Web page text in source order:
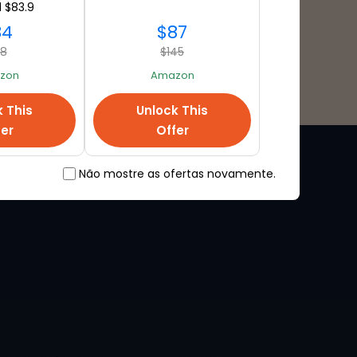
This
$87
$145
Amazon
Unlock This
Offer
Não mostre as ofertas novamente.